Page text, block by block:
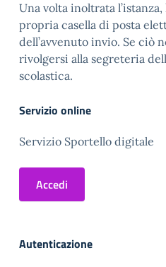
Una volta inoltrata
propria casella di posta
dell’avvenuto invio. Se ciò
rivolgersi alla segreteria
scolastica.
Servizio online
Servizio Sportello digitale
Accedi
Autenticazione